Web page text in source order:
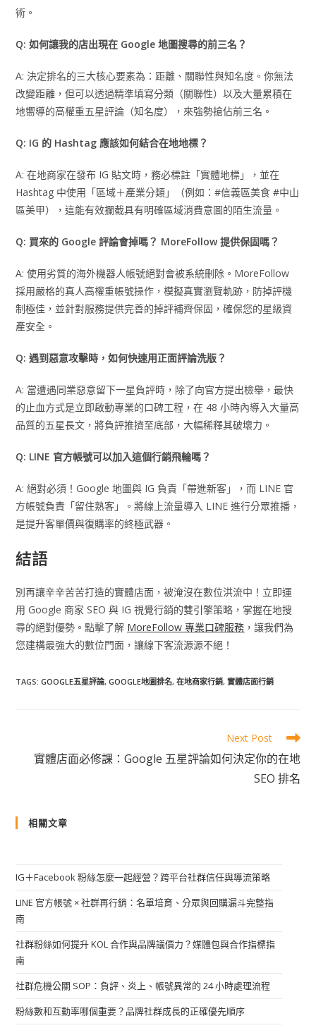
術。
Q: 如何讓我的店出現在 Google 地圖搜尋的前三名？
A: 決定排名的三大核心要素為：距離、關聯性與知名度。你無法
改變距離，但可以透過精準填寫分類（關聯性）以及大量累積在
地嚮導的高權重五星評論（知名度），來強勢搶佔前三名。
Q: IG 的 Hashtag 應該如何結合在地地標？
A: 在地商家在發布 IG 貼文時，務必標註「實體地標」，並在
Hashtag 中使用「區域＋產業分類」（例如：#信義區美食 #中山
區美甲），這能有效攔截具有明確區域消費意圖的陌生流量。
Q: 買來的 Google 評論會掉嗎？ MoreFollow 提供保固嗎？
A: 使用劣質的海外機器人帳號絕對會被系統刪除。MoreFollow
採用嚴格的真人高權重帳號操作，模擬真實瀏覽軌跡，防掉評機
制極佳，並針對服務提供完善的掉評補齊保固，確保您的星級資
產安全。
Q: 遇到惡意攻擊時，如何快速用正面評論洗版？
A: 當遭遇同業惡意留下一星負評時，除了向官方提出檢舉，最快
的止血方式是立即啟動專業的口碑工程，在 48 小時內導入大量高
品質的五星長文，將負評推擠至底部，大幅稀釋其破壞力。
Q: LINE 官方帳號可以加入這個行銷飛輪嗎？
A: 絕對必須！Google 地圖與 IG 負責「帶進新客」，而 LINE 官
方帳號負責「留住熟客」。將線上流量導入 LINE 進行分眾推播，
是提升客單價與復購率的終極武器。
結語
別再讓辛辛苦苦打造的實體店面，被淹沒在數位洪流中！立即運
用 Google 商家 SEO 與 IG 視覺行銷的雙引擎策略，掌握在地搜
尋的絕對優勢。點擊了解 MoreFollow 專業口碑服務 ，讓我們為
您建構最強大的數位門面，讓線下客流源源不絕！
TAGS:GOOGLE五星評論, GOOGLE地圖排名, 在地商家行銷, 實體店面行銷
Next Post
實體店面必修課：Google 五星評論如何決定你的在地
SEO 排名
相關文章
IG＋Facebook 粉絲怎麼一起經營？跨平台社群信任與導流策略
LINE 官方帳號 × 社群再行銷：名單培育、分眾與回購漏斗完整指
南
社群粉絲如何提升 KOL 合作與品牌議價力？媒體包與合作指標指
南
社群危機公關 SOP：負評、炎上、帳號異常的 24 小時處理流程
粉絲數和互動率哪個重要？品牌社群成長的正確優先順序